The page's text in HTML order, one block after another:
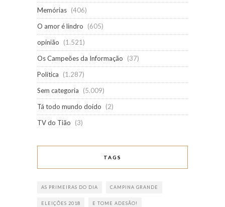
Memórias (406)
O amor é lindro
(605)
opinião
(1.521)
Os Campeões da Informação
(37)
Política
(1.287)
Sem categoria
(5.009)
Tá todo mundo doido
(2)
TV do Tião
(3)
TAGS
AS PRIMEIRAS DO DIA CAMPINA GRANDE
ELEIÇÕES 2018 E TOME ADESÃO!